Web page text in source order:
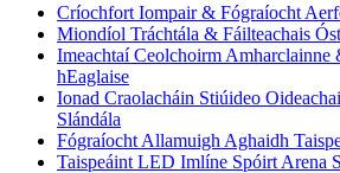
Críochfort Iompair & Fógraíocht
Miondíol Tráchtála & Fáilteachais
Imeachtaí Ceolchoirm Amharclainne
hEaglaise
Ionad Craolacháin Stiúideo
Slándála
Fógraíocht Allamuigh Aghaidh
Taispeáint LED Imlíne Spóirt Arena